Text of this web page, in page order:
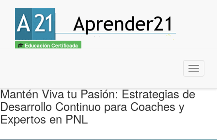
Educación Certificada
Menu
Mantén Viva tu Pasión: Estrategias de
Desarrollo Continuo para Coaches y
Expertos en PNL